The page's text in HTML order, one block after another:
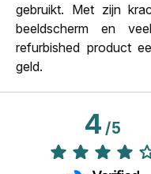
gebruikt. Met zijn
beeldscherm en
refurbished product
geld.
4/5